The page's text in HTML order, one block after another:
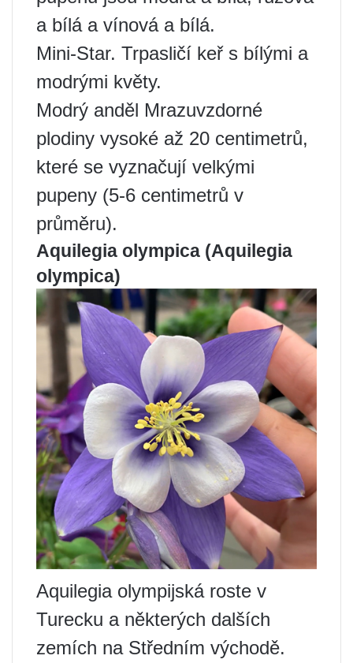
a bílá a vínová a bílá.
Mini-Star. Trpasličí keř s bílými a
modrými květy.
Modrý anděl Mrazuvzdorné
plodiny vysoké až 20 centimetrů,
které se vyznačují velkými
pupeny (5-6 centimetrů v
průměru).
Aquilegia olympica (Aquilegia
olympica)
Aquilegia olympijská roste v
Turecku a některých dalších
zemích na Středním východě.